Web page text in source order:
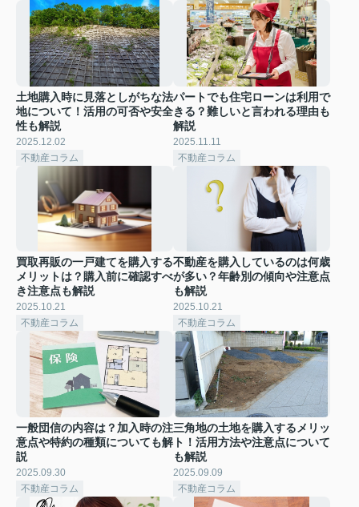
土地購入時に見落としがちな法
地について！活用の可否や安全
性も解説
2025.12.02
不動産コラム
パートでも住宅ローンは利用で
きる？難しいと言われる理由も
解説
2025.11.11
不動産コラム
買取再販の一戸建てを購入する
メリットは？購入前に確認すべ
き注意点も解説
2025.10.21
不動産コラム
不動産を購入しているのは何歳
が多い？年齢別の傾向や注意点
も解説
2025.10.21
不動産コラム
一般団信の内容は？加入時の注
意点や特約の種類についても解
説
2025.09.30
不動産コラム
三角地の土地を購入するメリッ
ト！活用方法や注意点について
も解説
2025.09.09
不動産コラム